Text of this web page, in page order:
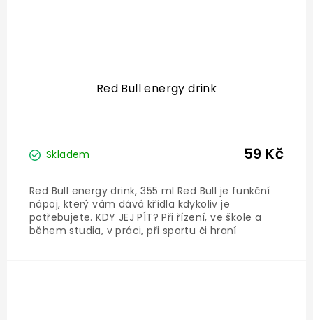
Red Bull energy drink
Skladem 59 Kč
Red Bull energy drink, 355 ml Red Bull je funkční
nápoj, který vám dává křídla kdykoliv je
potřebujete. KDY JEJ PÍT? Při řízení, ve škole a
během studia, v práci, při sportu či hraní